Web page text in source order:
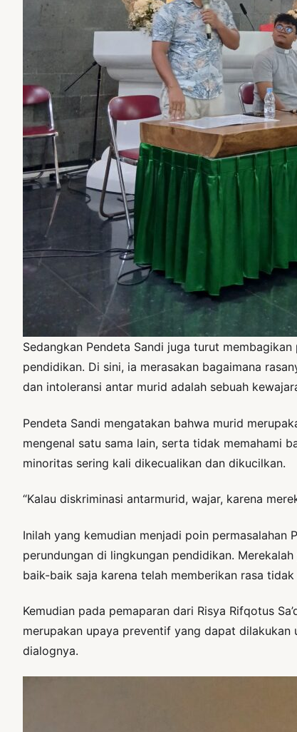
Sedangkan Pendeta Sandi juga turut
pendidikan. Di sini, ia merasakan bagaimana
dan intoleransi antar murid adalah sebuah
Pendeta Sandi mengatakan bahwa murid
mengenal satu sama lain, serta tidak memahami
minoritas sering kali dikecualikan dan dikucilkan.
“Kalau diskriminasi antarmurid, wajar, karena
Inilah yang kemudian menjadi poin
perundungan di lingkungan pendidikan.
baik-baik saja karena telah memberikan rasa
Kemudian pada pemaparan dari Risya Rifqotus
merupakan upaya preventif yang dapat
dialognya.